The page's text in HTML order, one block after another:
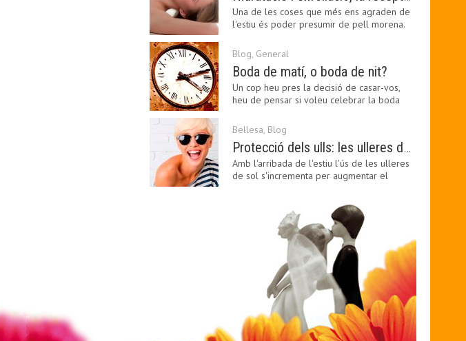
Una de les coses que més ens agraden de
l'estiu és poder presumir de pell morena.
Blog, General
Boda de matí, o boda de nit?
Un cop heu pres la decisió de casar-vos,
heu de pensar si voleu celebrar la boda
Bellesa, Blog
Protecció dels ulls: les ulleres de sol, imprescindibles en una boda estiuenca
Amb l'arribada de l'estiu l'ús de les ulleres
de sol s'incrementa per augmentar el